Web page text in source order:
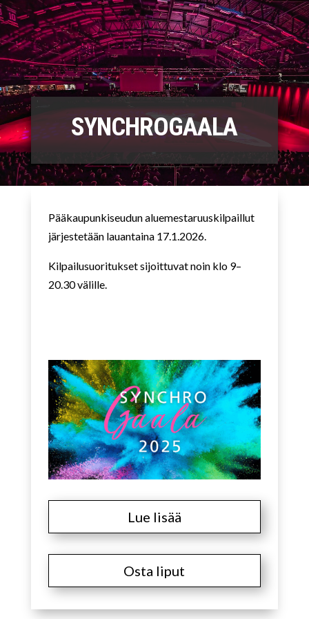
SYNCHROGAALA
Pääkaupunkiseudun aluemestaruuskilpaillut
järjestetään lauantaina 17.1.2026.
Kilpailusuoritukset sijoittuvat noin klo 9–
20.30 välille.
Lue lisää
Osta liput